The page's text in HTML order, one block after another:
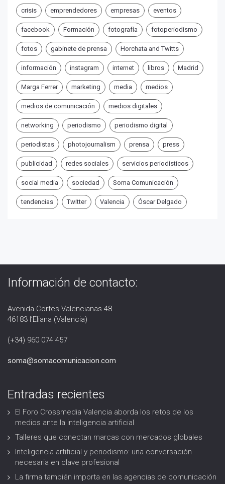
crisis emprendedores empresas eventos
facebook Formación fotografía fotoperiodismo
fotos gabinete de prensa Horchata and Twitts
información instagram internet libros Madrid
Marga Ferrer marketing media medios
medios de comunicación medios digitales
networking periodismo periodismo digital
periodistas photojournalism prensa press
publicidad redes sociales servicios periodísticos
social media sociedad Soma Comunicación
tendencias Twitter Valencia Óscar Delgado
Información de contacto:
Avenida Cortes Valencianas 48
46183 l’Eliana (Valencia)
(+34) 960 074 457
soma@somacomunicacion.com
Entradas recientes
El Foro Crossmedia Valencia aborda los retos de los
medios ante la inteligencia artificial
Talleres que conectan marcas con mercados globales
Inteligencia artificial y periodismo: una conversación
necesaria en clave profesional
La firma también importa en las agencias de comunicación